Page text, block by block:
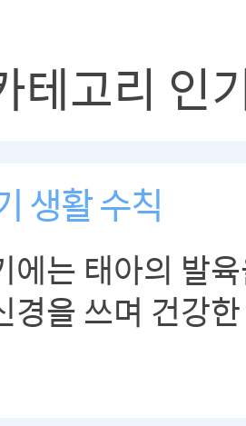
테고리 인
생활 수칙
에는 태아의 발
경을 쓰며 건강